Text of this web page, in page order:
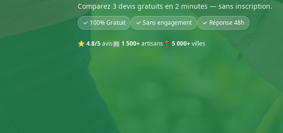
Comparez 3 devis gratuits en 2 minutes — sans inscription.
✓ 100% Gratuit ✓ Sans engagement ✓ Réponse 48h
⭐ 4.8/5avis🏢 1 500+artisans 📍 5 000+villes